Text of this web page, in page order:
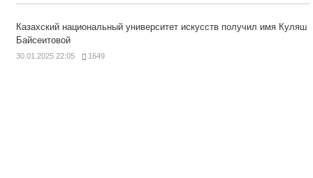
Казахский национальный университет искусств получил имя Куляш
Байсеитовой
30.01.2025 22:05 1649